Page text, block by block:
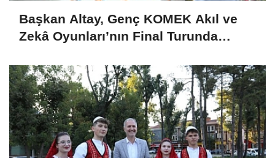
Başkan Altay, Genç KOMEK Akıl ve
Zekâ Oyunları’nın Final Turunda